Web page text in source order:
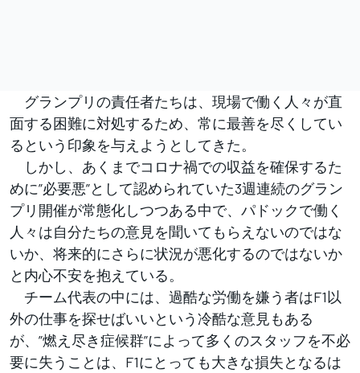
グランプリの責任者たちは、現場で働く人々が直
面する困難に対処するため、常に最善を尽くしてい
るという印象を与えようとしてきた。
しかし、あくまでコロナ禍での収益を確保するた
めに”必要悪”として認められていた3週連続のグラン
プリ開催が常態化しつつある中で、パドックで働く
人々は自分たちの意見を聞いてもらえないのではな
いか、将来的にさらに状況が悪化するのではないか
と内心不安を抱えている。
チーム代表の中には、過酷な労働を嫌う者はF1以
外の仕事を探せばいいという冷酷な意見もある
が、”燃え尽き症候群”によって多くのスタッフを不必
要に失うことは、F1にとっても大きな損失となるは